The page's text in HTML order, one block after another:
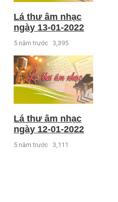
Lá thư âm nhạc
ngày 13-01-2022
5 năm trước 3,395
Lá thư âm nhạc
ngày 12-01-2022
5 năm trước 3,111